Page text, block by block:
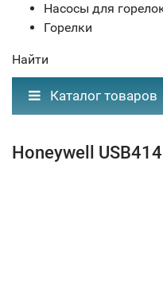
Насосы для
Горелки
Найти
Каталог товаров
Honeywell